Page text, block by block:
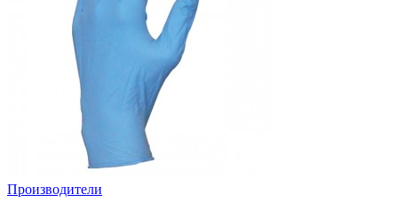
Производители